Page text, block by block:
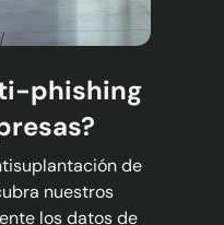
phishing
de
nuestros
los datos de